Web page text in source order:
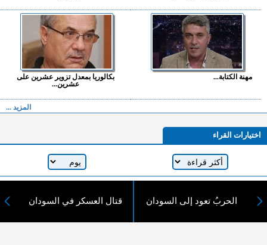
مهنة الكتابة...
بكالوريا بمعدل تزوير عشرين على
عشرين...
المزيد ...
اختيارات القراء
الحربُ تعود إلى السودان قتال العسكر في السودان